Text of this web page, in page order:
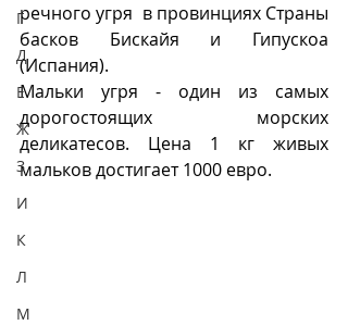
Г
Д
Е
Ж
З
И
К
Л
М
речного угря  в провинциях Страны
басков Бискайя и Гипускоа
(Испания).
Мальки угря - один из самых
дорогостоящих морских
деликатесов. Цена 1 кг живых
мальков достигает 1000 евро.